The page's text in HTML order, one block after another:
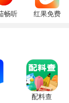
畅听
红果免费
配料查